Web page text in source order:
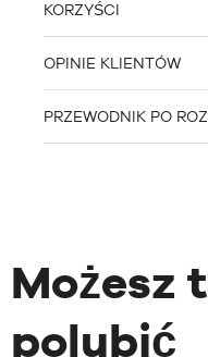
KORZYŚCI
OPINIE KLIENTÓW
PRZEWODNIK PO
Możesz
polubić